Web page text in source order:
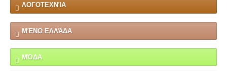
ΛΟΓΟΤΕΧΝΊΑ
ΜΈΝΩ ΕΛΛΆΔΑ
ΜΌΔΑ